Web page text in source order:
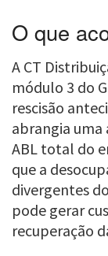
O que
A CT
módulo 3 do
rescisão
abrangia uma
ABL total do
que a
divergentes
pode gerar
recuperação